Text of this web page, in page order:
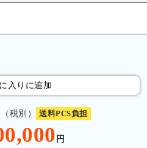
入りに追加
税別） 送料PCS負担
円